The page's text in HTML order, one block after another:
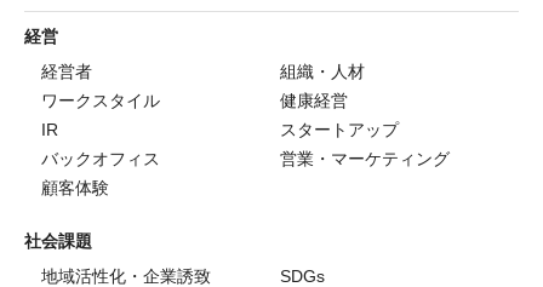
経営
経営者
組織・人材
ワークスタイル
健康経営
IR
スタートアップ
バックオフィス
営業・マーケティング
顧客体験
社会課題
地域活性化・企業誘致
SDGs